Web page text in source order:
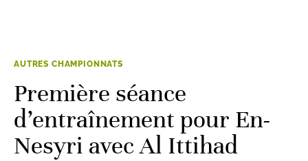
AUTRES CHAMPIONNATS
Première séance
d’entraînement pour En-
Nesyri avec Al Ittihad